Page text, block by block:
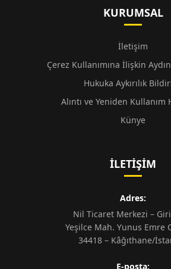
KURUMSAL
İletişim
Çerez Kullanımına İlişkin
Hukuka Aykırılık
Alıntı ve Yeniden Kullanım
Künye
İLETIŞIM
Adres:
Nil Ticaret Merkezi –
Yeşilce Mah. Yunus Emre
34418 – Kâğıthane/
E-posta: